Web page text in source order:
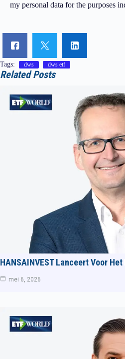
my personal data for the purposes
Tags: dws dws etf
Related Posts
HANSAINVEST Lanceert Voor
mei 6, 2026